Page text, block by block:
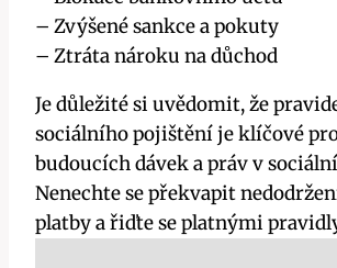
– Zvýšené sankce a pokuty
– Ztráta nároku na důchod
Je důležité si uvědomit, že
sociálního pojištění je klíčové
budoucích dávek a práv v
Nenechte se překvapit
platby a řiďte se platnými